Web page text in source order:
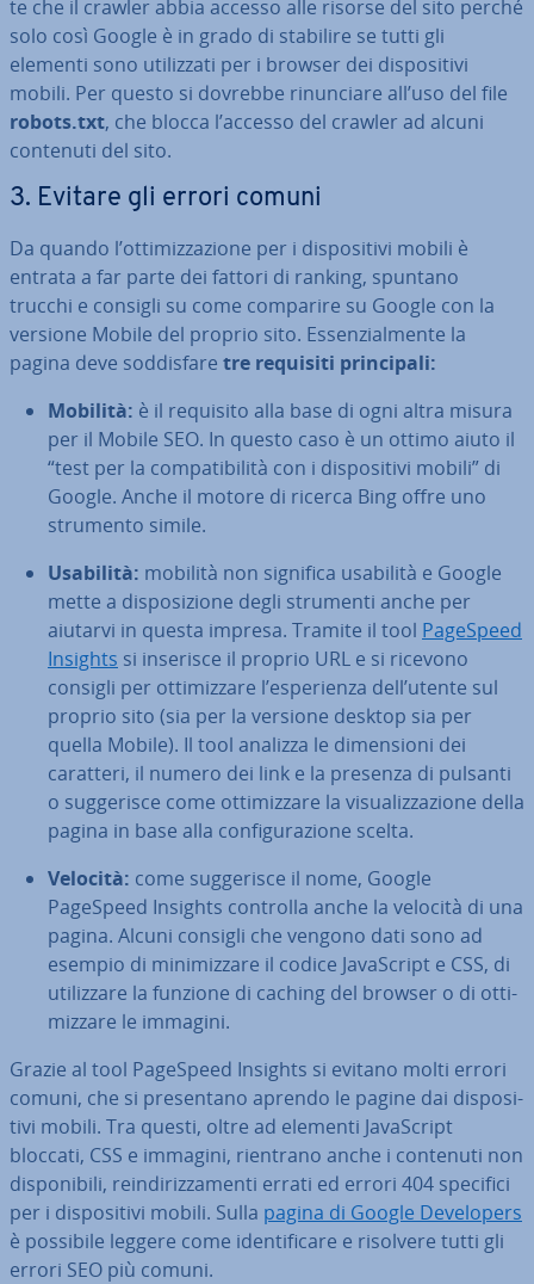
te che il crawler abbia accesso alle risorse del sito perché
solo così Google è in grado di stabilire se tutti gli
elementi sono uti­liz­za­ti per i browser dei di­spo­si­ti­vi
mobili. Per questo si dovrebbe ri­nun­cia­re all’uso del file
robots.txt, che blocca l’accesso del crawler ad alcuni
contenuti del sito.
3. Evitare gli errori comuni
Da quando l’ot­ti­miz­za­zio­ne per i di­spo­si­ti­vi mobili è
entrata a far parte dei fattori di ranking, spuntano
trucchi e consigli su come comparire su Google con la
versione Mobile del proprio sito. Es­sen­zial­men­te la
pagina deve sod­di­sfa­re tre requisiti prin­ci­pa­li:
Mobilità: è il requisito alla base di ogni altra misura
per il Mobile SEO. In questo caso è un ottimo aiuto il
“test per la com­pa­ti­bi­li­tà con i di­spo­si­ti­vi mobili” di
Google. Anche il motore di ricerca Bing offre uno
strumento simile.
Usabilità: mobilità non significa usabilità e Google
mette a di­spo­si­zio­ne degli strumenti anche per
aiutarvi in questa impresa. Tramite il tool PageSpeed
Insights si inserisce il proprio URL e si ricevono
consigli per ot­ti­miz­za­re l’espe­rien­za dell’utente sul
proprio sito (sia per la versione desktop sia per
quella Mobile). Il tool analizza le di­men­sio­ni dei
caratteri, il numero dei link e la presenza di pulsanti
o sug­ge­ri­sce come ot­ti­miz­za­re la vi­sua­liz­za­zio­ne della
pagina in base alla con­fi­gu­ra­zio­ne scelta.
Velocità: come sug­ge­ri­sce il nome, Google
PageSpeed Insights controlla anche la velocità di una
pagina. Alcuni consigli che vengono dati sono ad
esempio di mi­ni­miz­za­re il codice Ja­va­Script e CSS, di
uti­liz­za­re la funzione di caching del browser o di ot­ti­
miz­za­re le immagini.
Grazie al tool PageSpeed Insights si evitano molti errori
comuni, che si pre­sen­ta­no aprendo le pagine dai di­spo­si­
ti­vi mobili. Tra questi, oltre ad elementi Ja­va­Script
bloccati, CSS e immagini, rientrano anche i contenuti non
di­spo­ni­bi­li, rein­di­riz­za­men­ti errati ed errori 404 specifici
per i di­spo­si­ti­vi mobili. Sulla pagina di Google De­ve­lo­pers
è possibile leggere come iden­ti­fi­ca­re e risolvere tutti gli
errori SEO più comuni.